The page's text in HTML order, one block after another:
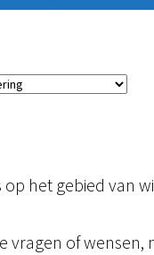
op het gebied van
vragen of wensen,